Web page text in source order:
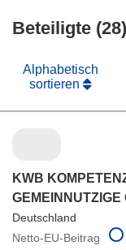
Beteiligte (28)
Alphabetisch
sortieren
KWB
GEMEINNUTZIGE
Deutschland
Netto-EU-Beitrag